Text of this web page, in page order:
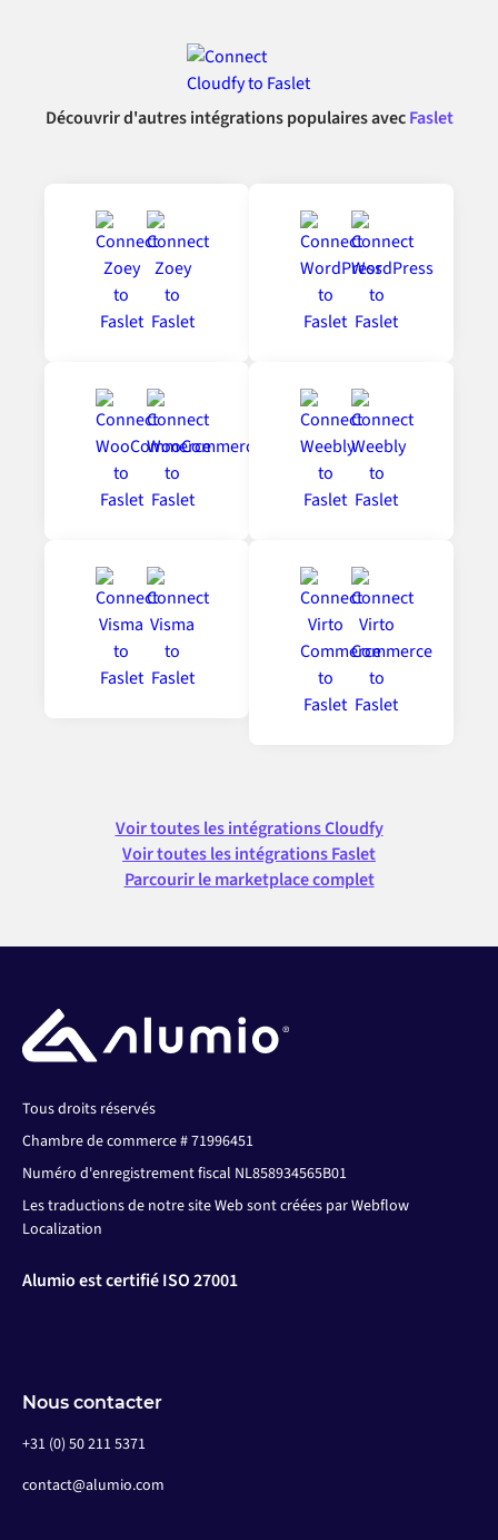
Découvrir d'autres intégrations populaires avecFaslet
Voir toutes les intégrations Cloudfy
Voir toutes les intégrations Faslet
Parcourir le marketplace complet
Tous droits réservés
Chambre de commerce # 71996451
Numéro d'enregistrement fiscal NL858934565B01
Les traductions de notre site Web sont créées par Webflow
Localization
Alumio est certifié ISO 27001
Nous contacter
+31 (0) 50 211 5371
contact@alumio.com